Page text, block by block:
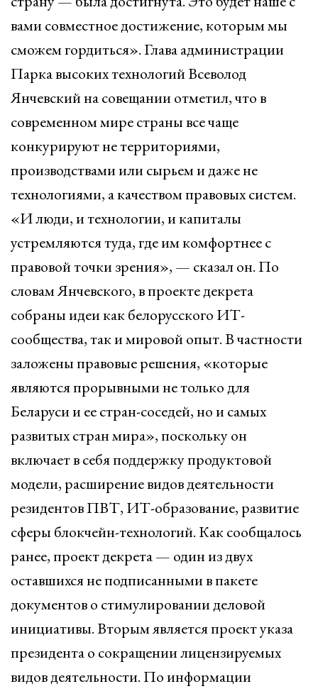
вами совместное достижение, которым мы
сможем гордиться». Глава администрации
Парка высоких технологий Всеволод
Янчевский на совещании отметил, что в
современном мире страны все чаще
конкурируют не территориями,
производствами или сырьем и даже не
технологиями, а качеством правовых систем.
«И люди, и технологии, и капиталы
устремляются туда, где им комфортнее с
правовой точки зрения», — сказал он. По
словам Янчевского, в проекте декрета
собраны идеи как белорусского ИТ-
сообщества, так и мировой опыт. В частности
заложены правовые решения, «которые
являются прорывными не только для
Беларуси и ее стран-соседей, но и самых
развитых стран мира», поскольку он
включает в себя поддержку продуктовой
модели, расширение видов деятельности
резидентов ПВТ, ИТ-образование, развитие
сферы блокчейн-технологий. Как сообщалось
ранее, проект декрета — один из двух
оставшихся не подписанными в пакете
документов о стимулировании деловой
инициативы. Вторым является проект указа
президента о сокращении лицензируемых
видов деятельности. По информации